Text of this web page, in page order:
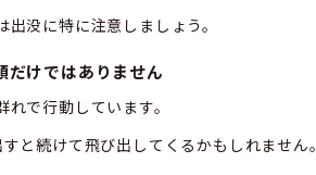
没に特に注意しましょう。
けではありません
で行動しています。
と続けて飛び出してくるかもしれません。